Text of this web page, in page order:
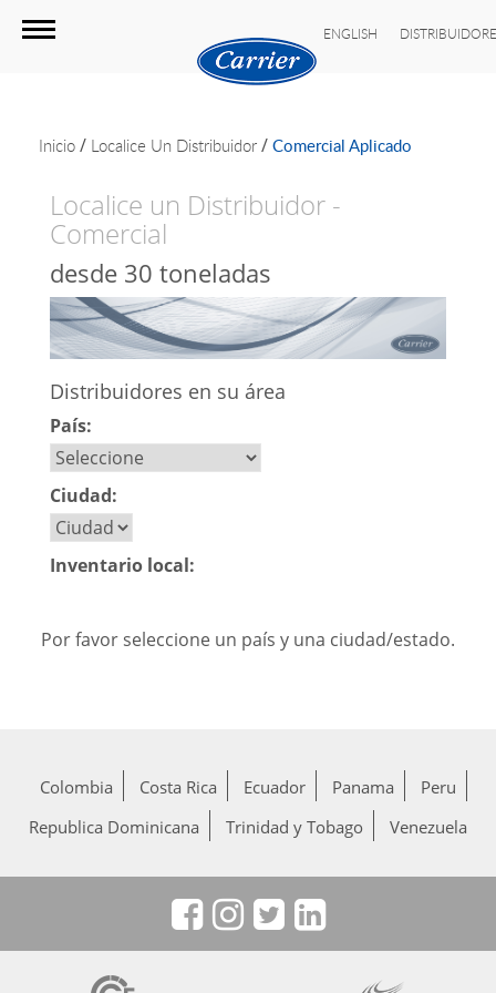
ENGLISH
Inicio / Localice Un Distribuidor / Comercial Aplicado
Localice un Distribuidor -
Comercial
desde 30 toneladas
Distribuidores en su área
País:
Ciudad:
Inventario local:
Por favor seleccione un país y una ciudad/estado.
Colombia Costa Rica Ecuador Panama
Peru
Republica Dominicana
Trinidad y Tobago Venezuela